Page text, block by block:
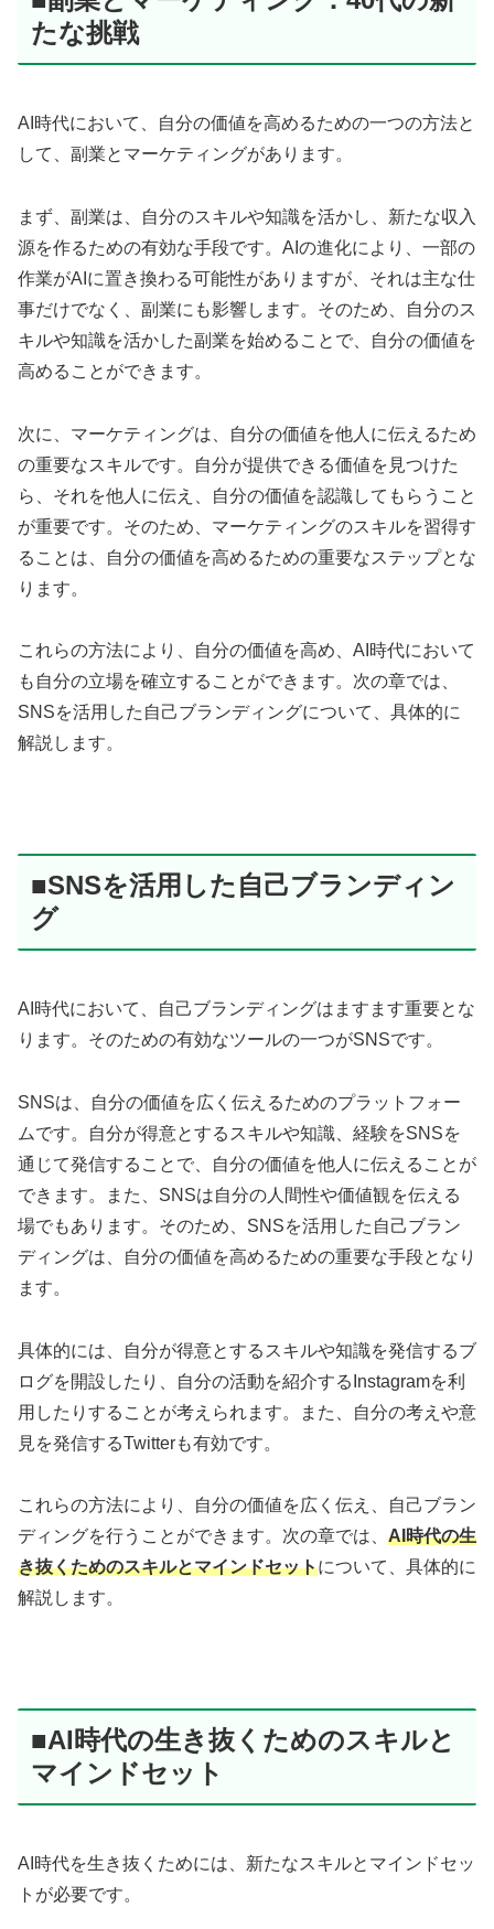
たな挑戦
AI時代において、自分の価値を高めるための一つの方法と
して、副業とマーケティングがあります。
まず、副業は、自分のスキルや知識を活かし、新たな収入
源を作るための有効な手段です。AIの進化により、一部の
作業がAIに置き換わる可能性がありますが、それは主な仕
事だけでなく、副業にも影響します。そのため、自分のス
キルや知識を活かした副業を始めることで、自分の価値を
高めることができます。
次に、マーケティングは、自分の価値を他人に伝えるため
の重要なスキルです。自分が提供できる価値を見つけた
ら、それを他人に伝え、自分の価値を認識してもらうこと
が重要です。そのため、マーケティングのスキルを習得す
ることは、自分の価値を高めるための重要なステップとな
ります。
これらの方法により、自分の価値を高め、AI時代において
も自分の立場を確立することができます。次の章では、
SNSを活用した自己ブランディングについて、具体的に
解説します。
■SNSを活用した自己ブランディン
グ
AI時代において、自己ブランディングはますます重要とな
ります。そのための有効なツールの一つがSNSです。
SNSは、自分の価値を広く伝えるためのプラットフォー
ムです。自分が得意とするスキルや知識、経験をSNSを
通じて発信することで、自分の価値を他人に伝えることが
できます。また、SNSは自分の人間性や価値観を伝える
場でもあります。そのため、SNSを活用した自己ブラン
ディングは、自分の価値を高めるための重要な手段となり
ます。
具体的には、自分が得意とするスキルや知識を発信するブ
ログを開設したり、自分の活動を紹介するInstagramを利
用したりすることが考えられます。また、自分の考えや意
見を発信するTwitterも有効です。
これらの方法により、自分の価値を広く伝え、自己ブラン
ディングを行うことができます。次の章では、 AI時代の生
き抜くためのスキルとマインドセットについて、具体的に
解説します。
■AI時代の生き抜くためのスキルと
マインドセット
AI時代を生き抜くためには、新たなスキルとマインドセッ
トが必要です。